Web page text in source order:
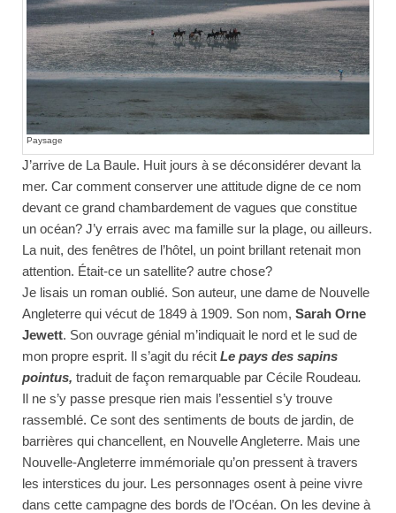
Paysage
J’arrive de La Baule. Huit jours à se déconsidérer devant la
mer. Car comment conserver une attitude digne de ce nom
devant ce grand chambardement de vagues que constitue
un océan? J’y errais avec ma famille sur la plage, ou ailleurs.
La nuit, des fenêtres de l’hôtel, un point brillant retenait mon
attention. Était-ce un satellite? autre chose?
Je lisais un roman oublié. Son auteur, une dame de Nouvelle
Angleterre qui vécut de 1849 à 1909. Son nom, Sarah Orne
Jewett. Son ouvrage génial m’indiquait le nord et le sud de
mon propre esprit. Il s’agit du récit Le pays des sapins
pointus, traduit de façon remarquable par Cécile Roudeau.
Il ne s’y passe presque rien mais l’essentiel s’y trouve
rassemblé. Ce sont des sentiments de bouts de jardin, de
barrières qui chancellent, en Nouvelle Angleterre. Mais une
Nouvelle-Angleterre immémoriale qu’on pressent à travers
les interstices du jour. Les personnages osent à peine vivre
dans cette campagne des bords de l’Océan. On les devine à